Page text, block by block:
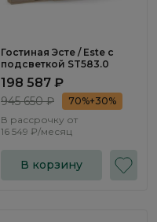
Гостиная Эсте / Este с
подсветкой ST583.0
198 587 ₽
945 650 ₽
70%+30%
В рассрочку от
16 549 ₽/месяц
В корзину